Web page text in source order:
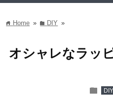
home Home » folder DIY »
オシャレなラッ
folder DIY